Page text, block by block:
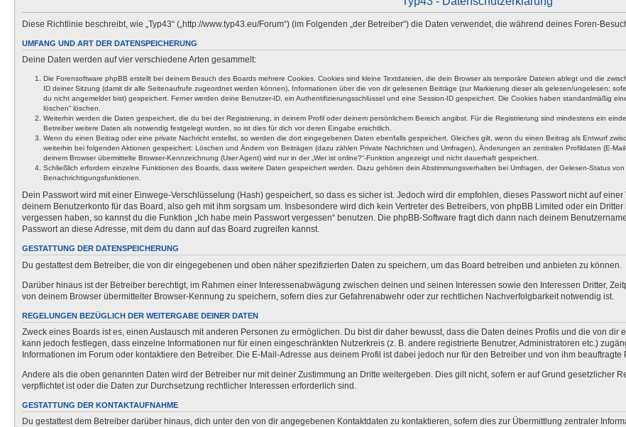
Diese Richtlinie beschreibt, wie „Typ43“ („http://www.typ43.eu/Forum“) (im Folgenden „der Betreiber“) die Daten verwendet, die während deines Foren-
UMFANG UND ART DER DATENSPEICHERUNG
Deine Daten werden auf vier verschiedene Arten gesammelt:
Die Forensoftware phpBB erstellt bei deinem Besuch des Boards mehrere Cookies. Cookies sind kleine Textdateien, die dein Browser als temporäre Dateien ablegt und die
ID deiner Sitzung (damit dir alle Seitenaufrufe zugeordnet werden können), Informationen über die von dir gelesenen Beiträge (zur Markierung dieser als gelesen/ungelesen;
du nicht angemeldet bist) gespeichert. Ferner werden deine Benutzer-ID, ein Authentifizierungsschlüssel und eine Session-ID gespeichert. Die Cookies haben standardmäßig
löschen“ löschen.
Weiterhin werden die Daten gespeichert, die du bei der Registrierung, in deinem Profil oder deinem persönlichem Bereich angibst. Für die Registrierung sind mindestens ein
Betreiber weitere Daten als notwendig festgelegt wurden, so ist dies für dich vor deren Eingabe ersichtlich.
Wenn du einen Beitrag oder eine private Nachricht erstellst, so werden die dort eingegebenen Daten ebenfalls gespeichert. Gleiches gilt, wenn du einen Beitrag als Entwurf
weiterhin bei folgenden Aktionen gespeichert: Löschen und Ändern von Beiträgen (dazu zählen Private Nachrichten und Umfragen), Änderungen an zentralen Profildaten (E-
deinem Browser übermittelte Browser-Kennzeichnung (User Agent) wird nur in der „Wer ist online?“-Funktion angezeigt und nicht dauerhaft gespeichert.
Schließlich erfordern einzelne Funktionen des Boards, dass weitere Daten gespeichert werden. Dazu gehören dein Abstimmungsverhalten bei Umfragen, der Gelesen-Status
Benachrichtigungsfunktionen.
Dein Passwort wird mit einer Einwege-Verschlüsselung (Hash) gespeichert, so dass es sicher ist. Jedoch wird dir empfohlen, dieses Passwort nicht auf
deinem Benutzerkonto für das Board, also geh mit ihm sorgsam um. Insbesondere wird dich kein Vertreter des Betreibers, von phpBB Limited oder ein
vergessen haben, so kannst du die Funktion „Ich habe mein Passwort vergessen“ benutzen. Die phpBB-Software fragt dich dann nach deinem
Passwort an diese Adresse, mit dem du dann auf das Board zugreifen kannst.
GESTATTUNG DER DATENSPEICHERUNG
Du gestattest dem Betreiber, die von dir eingegebenen und oben näher spezifizierten Daten zu speichern, um das Board betreiben und anbieten zu können.
Darüber hinaus ist der Betreiber berechtigt, im Rahmen einer Interessenabwägung zwischen deinen und seinen Interessen sowie den Interessen Dritter,
von deinem Browser übermittelter Browser-Kennung zu speichern, sofern dies zur Gefahrenabwehr oder zur rechtlichen Nachverfolgbarkeit notwendig ist.
REGELUNGEN BEZÜGLICH DER WEITERGABE DEINER DATEN
Zweck eines Boards ist es, einen Austausch mit anderen Personen zu ermöglichen. Du bist dir daher bewusst, dass die Daten deines Profils und die von
kann jedoch festlegen, dass einzelne Informationen nur für einen eingeschränkten Nutzerkreis (z. B. andere registrierte Benutzer, Administratoren etc.)
Informationen im Forum oder kontaktiere den Betreiber. Die E-Mail-Adresse aus deinem Profil ist dabei jedoch nur für den Betreiber und von ihm beauftragte
Andere als die oben genannten Daten wird der Betreiber nur mit deiner Zustimmung an Dritte weitergeben. Dies gilt nicht, sofern er auf Grund gesetzlicher
verpflichtet ist oder die Daten zur Durchsetzung rechtlicher Interessen erforderlich sind.
GESTATTUNG DER KONTAKTAUFNAHME
Du gestattest dem Betreiber darüber hinaus, dich unter den von dir angegebenen Kontaktdaten zu kontaktieren, sofern dies zur Übermittlung zentraler